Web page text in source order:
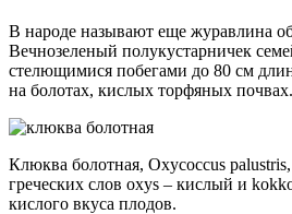
В народе называют еще журавлина
Вечнозеленый полукустарничек
стелющимися побегами до 80 см
на болотах, кислых торфяных почвах.
Клюква болотная, Oxycoccus
греческих слов oxys – кислый и
кислого вкуса плодов.